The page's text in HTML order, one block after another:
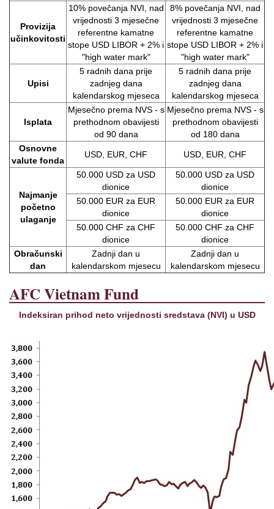
Provizija
učinkovitosti
10% povečanja NVI, nad
vrijednosti 3 mjesečne
referentne kamatne
stope USD LIBOR + 2% i
"high water mark"
8% povečanja NVI, nad
vrijednosti 3 mjesečne
referentne kamatne
stope USD LIBOR + 2% i
"high water mark"
Upisi
5 radnih dana prije
zadnjeg dana
kalendarskog mjeseca
5 radnih dana prije
zadnjeg dana
kalendarskog mjeseca
Isplata
Mjesečno prema NVS - s
prethodnom obavijesti
od 90 dana
Mjesečno prema NVS - s
prethodnom obavijesti
od 180 dana
Osnovne
valute fonda
USD, EUR, CHF USD, EUR, CHF
Najmanje
početno
ulaganje
50.000 USD za USD
dionice
50.000 USD za USD
dionice
50.000 EUR za EUR
dionice
50.000 EUR za EUR
dionice
50.000 CHF za CHF
dionice
50.000 CHF za CHF
dionice
Obračunski
dan
Zadnji dan u
kalendarskom mjesecu
Zadnji dan u
kalendarskom mjesecu
AFC Vietnam Fund
Indeksiran prihod neto vrijednosti sredstava (NVI) u USD